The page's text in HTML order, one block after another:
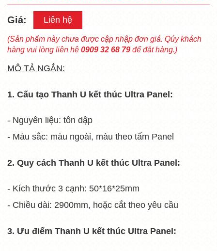
Giá: Liên hệ
(Sản phẩm này chưa được cập nhập đơn giá. Qúy khách
hàng vui lòng liên hệ 0909 32 68 79 để đặt hàng.)
MÔ TẢ NGẮN:
1. Cấu tạo Thanh U kết thúc Ultra Panel:
- Nguyên liệu: tôn dập
- Màu sắc: màu ngoài, màu theo tấm Panel
2. Quy cách Thanh U kết thúc Ultra Panel:
- Kích thước 3 cạnh: 50*16*25mm
- Chiều dài: 2900mm, hoặc cắt theo yêu cầu
3. Ưu điểm Thanh U kết thúc Ultra Panel: